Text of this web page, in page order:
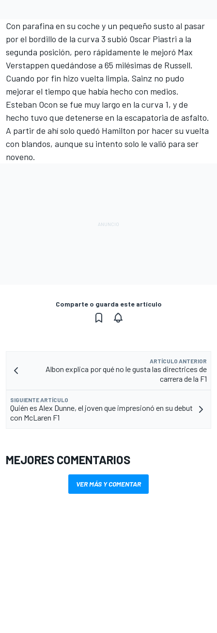
Con parafina en su coche y un pequeño susto al pasar
por el bordillo de la curva 3 subió Oscar Piastri a la
segunda posición, pero rápidamente le mejoró Max
Verstappen quedándose a 65 milésimas de Russell.
Cuando por fin hizo vuelta limpia, Sainz no pudo
mejorar el tiempo que había hecho con medios.
Esteban Ocon se fue muy largo en la curva 1, y de
hecho tuvo que detenerse en la escapatoria de asfalto.
A partir de ahí solo quedó Hamilton por hacer su vuelta
con blandos, aunque su intento solo le valió para ser
noveno.
Comparte o guarda este artículo
ARTÍCULO ANTERIOR
Albon explica por qué no le gusta las directrices de
carrera de la F1
SIGUIENTE ARTÍCULO
Quién es Alex Dunne, el joven que impresionó en su debut
con McLaren F1
MEJORES COMENTARIOS
VER MÁS Y COMENTAR